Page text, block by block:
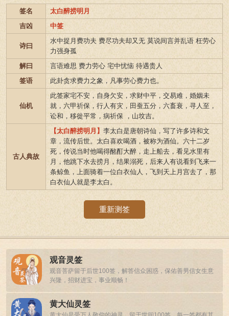
签名
太白醉捞明月
吉凶
中签
诗曰
水中捉月费功夫 费尽功夫却又无 莫说间言并乱语 枉劳心
力强身孤
解曰
言语难思 费力劳心 宅中忧恼 待遇贵人
签语
此卦贪求费力之象，凡事劳心费力也。
仙机
此签家宅不安，自身欠安，求财中平，交易难，婚姻未
就，六甲祈保，行人有灾，田蚕五分，六畜衰，寻人至，
讼和，移徙平常，病祈保 ，山坟吉。
古人典故
【太白醉捞明月】 李太白是唐朝诗仙，写了许多诗和文
章，流传后世。太白喜欢喝酒，被称为酒仙。六十二岁
死，传说当时他喝得酩酊大醉，走上船去，看见水里有
月，他跳下水去捞月，结果溺死，后来人有说看到飞来一
条鲸鱼，上面骑着一位白衣仙人，飞到天上月宫去了，那
白衣仙人就是李太白。
重新测签
观音灵签
观音菩萨留于后世100签，解答信众困惑，保佑善男信女生意
兴隆，招财进宝，事业顺畅！
黄大仙灵签